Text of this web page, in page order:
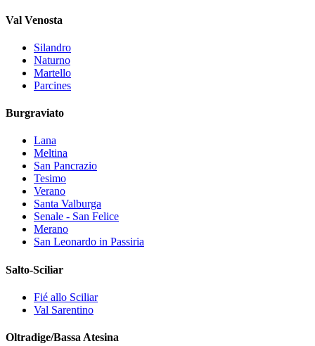
Val Venosta
Silandro
Naturno
Martello
Parcines
Burgraviato
Lana
Meltina
San Pancrazio
Tesimo
Verano
Santa Valburga
Senale - San Felice
Merano
San Leonardo in Passiria
Salto-Sciliar
Fié allo Sciliar
Val Sarentino
Oltradige/Bassa Atesina